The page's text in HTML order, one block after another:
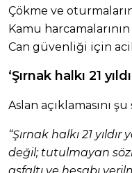
Çökme ve
Kamu
Can güvenliği için acil
‘Şırnak halkı 21
Aslan açıklamasını
“Şırnak halkı 21
değil; tutulmayan